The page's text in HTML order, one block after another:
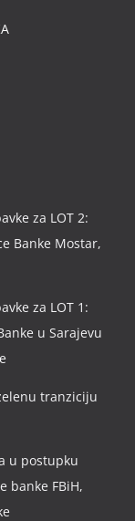
za LOT 2:
Banke Mostar,
za LOT 1:
u Sarajevu
tranziciju
u postupku
banke FBiH,